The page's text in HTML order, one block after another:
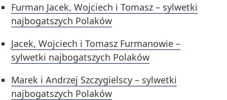
Furman Jacek, Wojciech i Tomasz – sylwetki
najbogatszych Polaków
Jacek, Wojciech i Tomasz Furmanowie –
sylwetki najbogatszych Polaków
Marek i Andrzej Szczygielscy – sylwetki
najbogatszych Polaków